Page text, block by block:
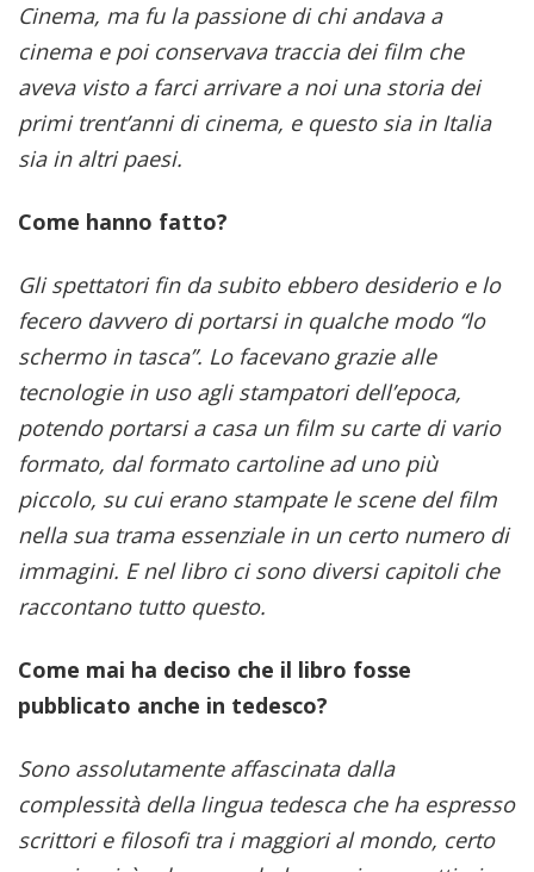
Cinema, ma fu la passione di chi andava a
cinema e poi conservava traccia dei film che
aveva visto a farci arrivare a noi una storia dei
primi trent’anni di cinema, e questo sia in Italia
sia in altri paesi.
Come hanno fatto?
Gli spettatori fin da subito ebbero desiderio e lo
fecero davvero di portarsi in qualche modo “lo
schermo in tasca”. Lo facevano grazie alle
tecnologie in uso agli stampatori dell’epoca,
potendo portarsi a casa un film su carte di vario
formato, dal formato cartoline ad uno più
piccolo, su cui erano stampate le scene del film
nella sua trama essenziale in un certo numero di
immagini. E nel libro ci sono diversi capitoli che
raccontano tutto questo.
Come mai ha deciso che il libro fosse
pubblicato anche in tedesco?
Sono assolutamente affascinata dalla
complessità della lingua tedesca che ha espresso
scrittori e filosofi tra i maggiori al mondo, certo